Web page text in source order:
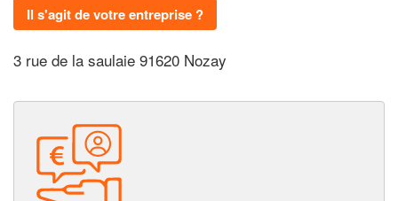
Il s'agit de votre entreprise ?
3 rue de la saulaie 91620 Nozay